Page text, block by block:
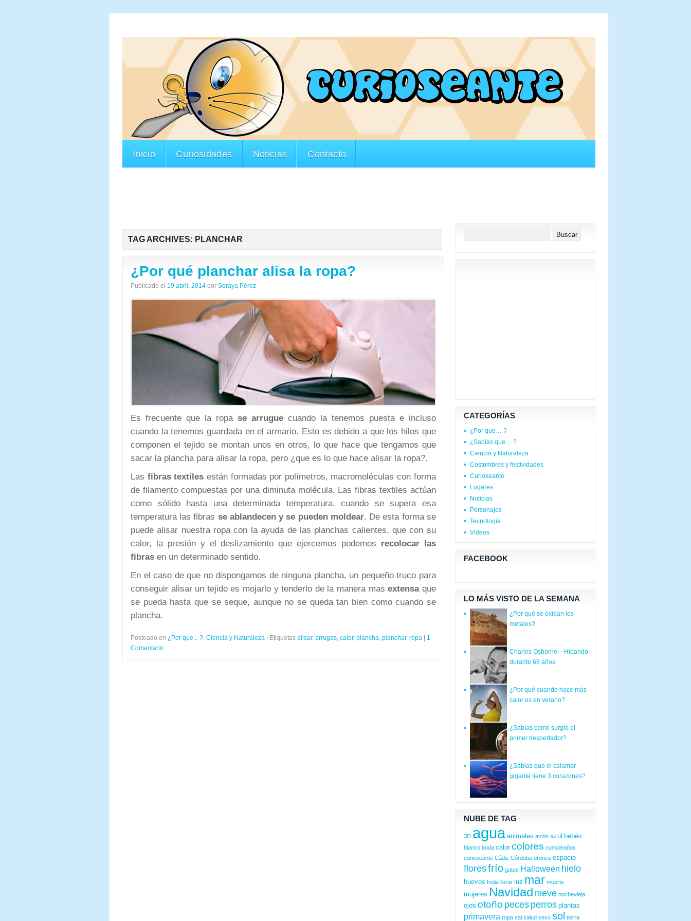
Inicio Curiosidades Noticias Contacto
TAG ARCHIVES: PLANCHAR
¿Por qué planchar alisa la ropa?
Publicado el 19 abril, 2014 por Soraya Pérez
Es frecuente que la ropa se arruguecuando la tenemos puesta e incluso
cuando la tenemos guardada en el armario. Esto es debido a que los hilos que
componen el tejido se montan unos en otros, lo que hace que tengamos que
sacar la plancha para alisar la ropa, pero ¿que es lo que hace alisar la ropa?.
Las fibras textiles están formadas por polímetros, macromoléculas con forma
de filamento compuestas por una diminuta molécula. Las fibras textiles actúan
como sólido hasta una determinada temperatura, cuando se supera esa
temperatura las fibras se ablandecen y se pueden moldear. De esta forma se
puede alisar nuestra ropa con la ayuda de las planchas calientes, que con su
calor, la presión y el deslizamiento que ejercemos podemos recolocar las
fibras en un determinado sentido.
En el caso de que no dispongamos de ninguna plancha, un pequeño truco para
conseguir alisar un tejido es mojarlo y tenderlo de la manera masextensaque
se pueda hasta que se seque, aunque no se queda tan bien como cuando se
plancha.
Posteado en ¿Por que... ?, Ciencia y Naturaleza Etiquetas alisar, arrugas, calor, plancha, planchar, ropa
1
Comentario
CATEGORÍAS
¿Por que… ?
¿Sabías que… ?
Ciencia y Naturaleza
Costumbres y festividades
Curioseante
Lugares
Noticias
Personajes
Tecnología
Videos
FACEBOOK
LO MÁS VISTO DE LA SEMANA
¿Por qué se oxidan los
metales?
Charles Osborne – Hipando
durante 68 años
¿Por qué cuando hace más
calor es en verano?
¿Sabías cómo surgió el
primer despertador?
¿Sabias que el calamar
gigante tiene 3 corazones?
NUBE DE TAG
3D agua animales avión azul bebés
blanco boda calor colores cumpleaños
curioseante Cádiz Córdoba drones espacio
floresfrío gatos Halloween hielo
huevos India llorar luz mar muerte
mujeres Navidad nieve nochevieja
ojos otoño peces perros plantas
primavera ropa sal salud sexo sol tierra